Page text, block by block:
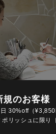
規のお客様
30%off（¥3,850
ポリッシュに限り